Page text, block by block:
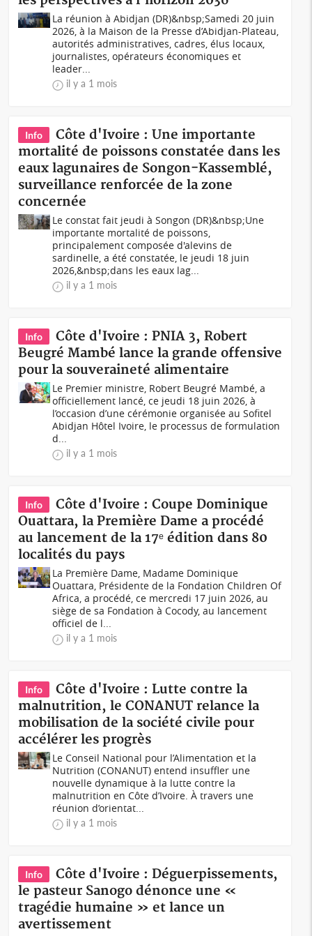
La réunion à Abidjan (DR)&nbsp;Samedi 20 juin
2026, à la Maison de la Presse d’Abidjan-Plateau,
autorités administratives, cadres, élus locaux,
journalistes, opérateurs économiques et
leader...
il y a 1 mois
Info
Côte d'Ivoire : Une importante
mortalité de poissons constatée dans les
eaux lagunaires de Songon-Kassemblé,
surveillance renforcée de la zone
concernée
Le constat fait jeudi à Songon (DR)&nbsp;Une
importante mortalité de poissons,
principalement composée d'alevins de
sardinelle, a été constatée, le jeudi 18 juin
2026,&nbsp;dans les eaux lag...
il y a 1 mois
Info
Côte d'Ivoire : PNIA 3, Robert
Beugré Mambé lance la grande offensive
pour la souveraineté alimentaire
Le Premier ministre, Robert Beugré Mambé, a
officiellement lancé, ce jeudi 18 juin 2026, à
l’occasion d’une cérémonie organisée au Sofitel
Abidjan Hôtel Ivoire, le processus de formulation
d...
il y a 1 mois
Info
Côte d'Ivoire : Coupe Dominique
Ouattara, la Première Dame a procédé
au lancement de la 17ᵉ édition dans 80
localités du pays
La Première Dame, Madame Dominique
Ouattara, Présidente de la Fondation Children Of
Africa, a procédé, ce mercredi 17 juin 2026, au
siège de sa Fondation à Cocody, au lancement
officiel de l...
il y a 1 mois
Info
Côte d'Ivoire : Lutte contre la
malnutrition, le CONANUT relance la
mobilisation de la société civile pour
accélérer les progrès
Le Conseil National pour l’Alimentation et la
Nutrition (CONANUT) entend insuffler une
nouvelle dynamique à la lutte contre la
malnutrition en Côte d’Ivoire. À travers une
réunion d’orientat...
il y a 1 mois
Info
Côte d'Ivoire : Déguerpissements,
le pasteur Sanogo dénonce une «
tragédie humaine » et lance un
avertissement